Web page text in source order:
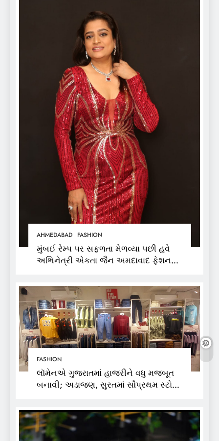
AHMEDABAD FASHION
મુંબઈ રેમ્પ પર સફળતા મેળવ્યા પછી હવે
અભિનેત્રી એકતા જૈન અમદાવાદ ફેશન
FASHION
લૉમેનએ ગુજરાતમાં હાજરીને વધુ મજબૂત
બનાવી; અડાજણ, સુરતમાં સૌપ્રથમ સ્ટોર